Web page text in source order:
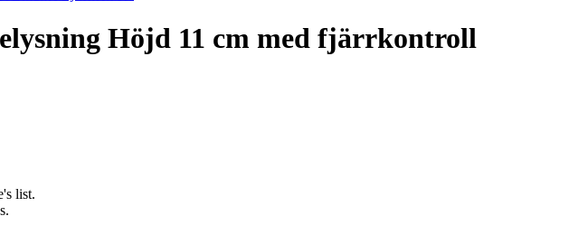
Höjd 11 cm med fjärrkontroll
list.